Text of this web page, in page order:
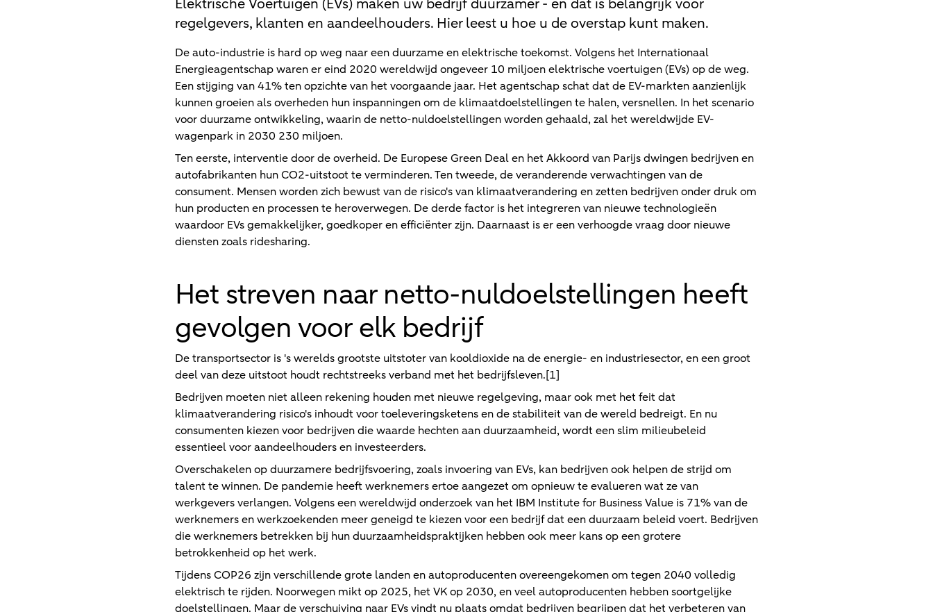
Elektrische Voertuigen (EVs) maken uw bedrijf duurzamer - en dat is belangrijk voor
regelgevers, klanten en aandeelhouders. Hier leest u hoe u de overstap kunt maken.
De auto-industrie is hard op weg naar een duurzame en elektrische toekomst. Volgens het Internationaal
Energieagentschap waren er eind 2020 wereldwijd ongeveer 10 miljoen elektrische voertuigen (EVs) op de weg.
Een stijging van 41% ten opzichte van het voorgaande jaar. Het agentschap schat dat de EV-markten aanzienlijk
kunnen groeien als overheden hun inspanningen om de klimaatdoelstellingen te halen, versnellen. In het scenario
voor duurzame ontwikkeling, waarin de netto-nuldoelstellingen worden gehaald, zal het wereldwijde EV-
wagenpark in 2030 230 miljoen.
Ten eerste, interventie door de overheid. De Europese Green Deal en het Akkoord van Parijs dwingen bedrijven en
autofabrikanten hun CO2-uitstoot te verminderen. Ten tweede, de veranderende verwachtingen van de
consument. Mensen worden zich bewust van de risico's van klimaatverandering en zetten bedrijven onder druk om
hun producten en processen te heroverwegen. De derde factor is het integreren van nieuwe technologieën
waardoor EVs gemakkelijker, goedkoper en efficiënter zijn. Daarnaast is er een verhoogde vraag door nieuwe
diensten zoals ridesharing.
Het streven naar netto-nuldoelstellingen heeft
gevolgen voor elk bedrijf
De transportsector is 's werelds grootste uitstoter van kooldioxide na de energie- en industriesector, en een groot
deel van deze uitstoot houdt rechtstreeks verband met het bedrijfsleven.[1]
Bedrijven moeten niet alleen rekening houden met nieuwe regelgeving, maar ook met het feit dat
klimaatverandering risico's inhoudt voor toeleveringsketens en de stabiliteit van de wereld bedreigt. En nu
consumenten kiezen voor bedrijven die waarde hechten aan duurzaamheid, wordt een slim milieubeleid
essentieel voor aandeelhouders en investeerders.
Overschakelen op duurzamere bedrijfsvoering, zoals invoering van EVs, kan bedrijven ook helpen de strijd om
talent te winnen. De pandemie heeft werknemers ertoe aangezet om opnieuw te evalueren wat ze van
werkgevers verlangen. Volgens een wereldwijd onderzoek van het IBM Institute for Business Value is 71% van de
werknemers en werkzoekenden meer geneigd te kiezen voor een bedrijf dat een duurzaam beleid voert. Bedrijven
die werknemers betrekken bij hun duurzaamheidspraktijken hebben ook meer kans op een grotere
betrokkenheid op het werk.
Tijdens COP26 zijn verschillende grote landen en autoproducenten overeengekomen om tegen 2040 volledig
elektrisch te rijden. Noorwegen mikt op 2025, het VK op 2030, en veel autoproducenten hebben soortgelijke
doelstellingen. Maar de verschuiving naar EVs vindt nu plaats omdat bedrijven begrijpen dat het verbeteren van